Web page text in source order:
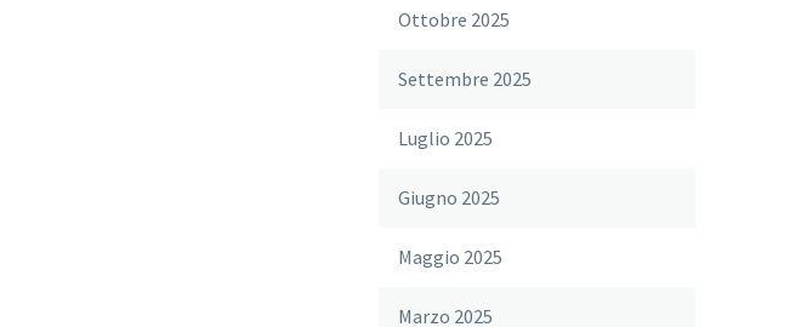
Ottobre 2025
Settembre 2025
Luglio 2025
Giugno 2025
Maggio 2025
Marzo 2025